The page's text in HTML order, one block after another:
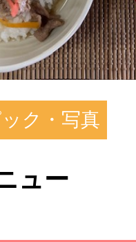
ック・写真
ュー